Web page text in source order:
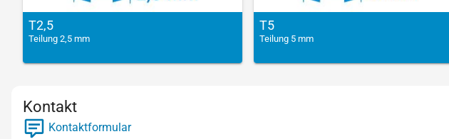
T2,5
Teilung 2,5 mm
T5
Teilung 5 mm
Kontakt
Kontaktformular